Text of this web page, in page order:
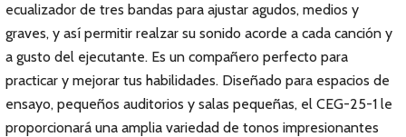
ecualizador de tres bandas para ajustar agudos, medios y
graves, y así permitir realzar su sonido acorde a cada canción y
a gusto del ejecutante. Es un compañero perfecto para
practicar y mejorar tus habilidades. Diseñado para espacios de
ensayo, pequeños auditorios y salas pequeñas, el CEG-25-1 le
proporcionará una amplia variedad de tonos impresionantes